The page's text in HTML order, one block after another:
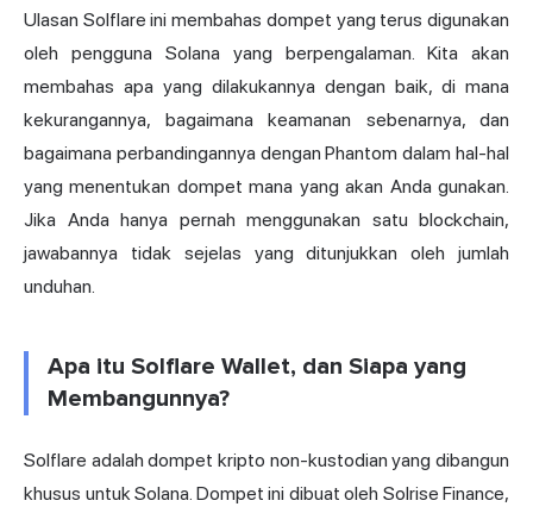
Ulasan Solflare ini membahas dompet yang terus digunakan
oleh pengguna Solana yang berpengalaman. Kita akan
membahas apa yang dilakukannya dengan baik, di mana
kekurangannya, bagaimana keamanan sebenarnya, dan
bagaimana perbandingannya dengan Phantom dalam hal-hal
yang menentukan dompet mana yang akan Anda gunakan.
Jika Anda hanya pernah menggunakan satu blockchain,
jawabannya tidak sejelas yang ditunjukkan oleh jumlah
unduhan.
Apa itu Solflare Wallet, dan Siapa yang
Membangunnya?
Solflare adalah dompet kripto non-kustodian yang dibangun
khusus untuk Solana. Dompet ini dibuat oleh Solrise Finance,